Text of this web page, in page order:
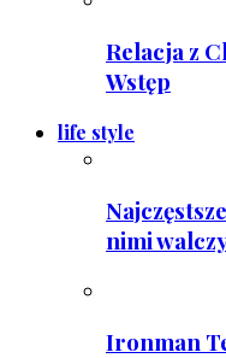
Relacja z
Wstęp
life style
nimi
Ironman